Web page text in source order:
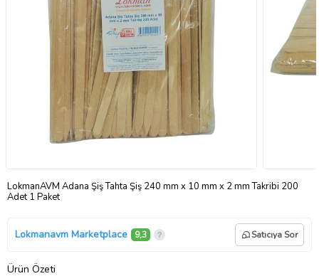
LokmanAVM Adana Şiş Tahta Şiş 240 mm x 10 mm x 2 mm Takribi 200
Adet 1 Paket
Lokmanavm Marketplace 9,3 Satıcıya Sor
Ürün Özeti